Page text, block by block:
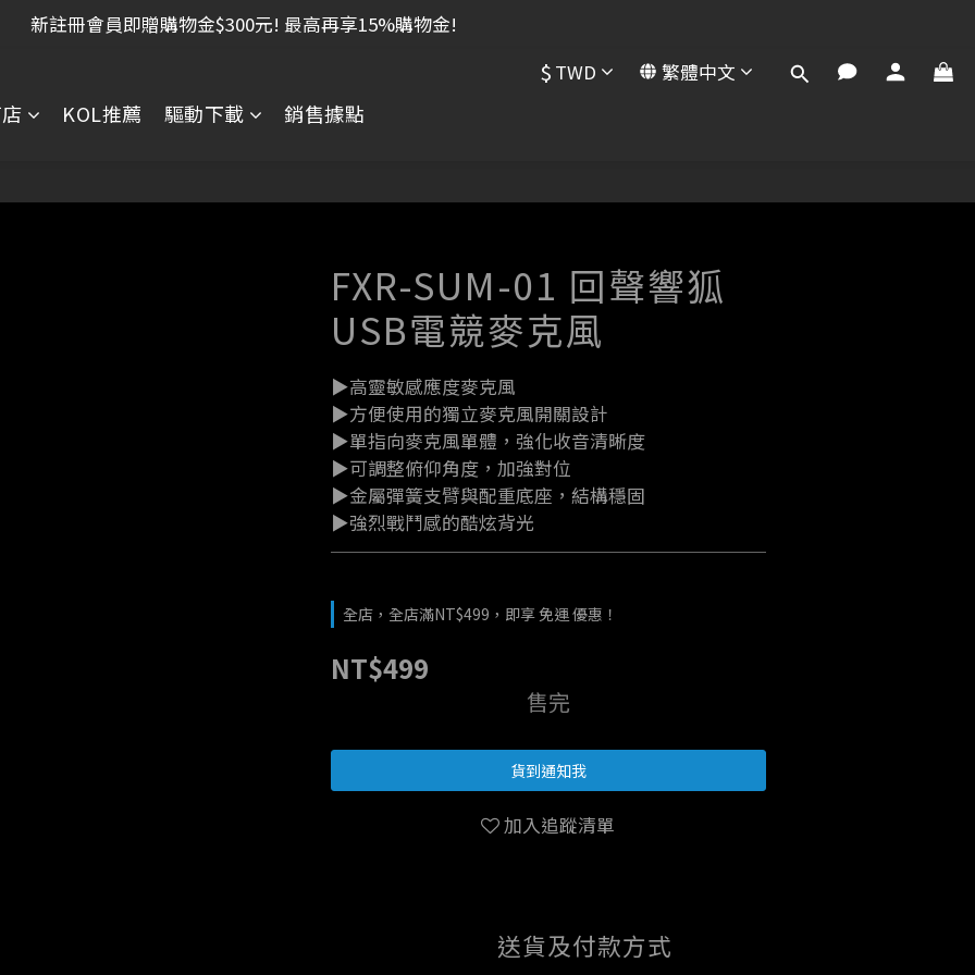
新註冊會員即贈購物金$300元! 最高再享15%購物金!
$ TWD 繁體中文
KOL推薦 驅動下載 銷售據點
FXR-SUM-01 回聲響狐
USB電競麥克風
▶高靈敏感應度麥克風
▶方便使用的獨立麥克風開關設計
▶單指向麥克風單體，強化收音清晰度
▶可調整俯仰角度，加強對位
▶金屬彈簧支臂與配重底座，結構穩固
▶強烈戰鬥感的酷炫背光
全店，全店滿NT$499，即享 免運 優惠！
NT$499
售完
貨到通知我
加入追蹤清單
送貨及付款方式